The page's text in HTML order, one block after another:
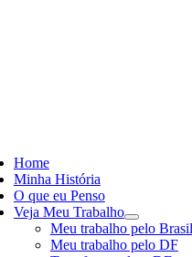
Home
Minha História
O que eu Penso
Veja Meu Trabalho
Meu trabalho pelo Brasil
Meu trabalho pelo DF